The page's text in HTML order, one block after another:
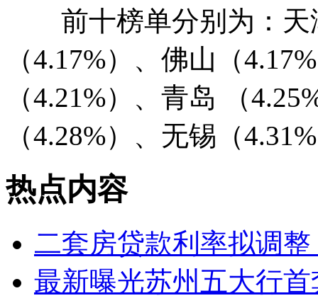
前十榜单分别为：天
（4.17%）、佛山（
（4.21%）、青岛 （
（4.28%）、无锡（
热点内容
二套房贷款利率拟调整
最新曝光苏州五大行